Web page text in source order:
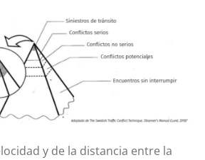
y de la distancia entre la